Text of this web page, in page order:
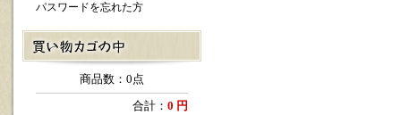
パスワードを忘れた方
商品数：0点
合計： 0 円